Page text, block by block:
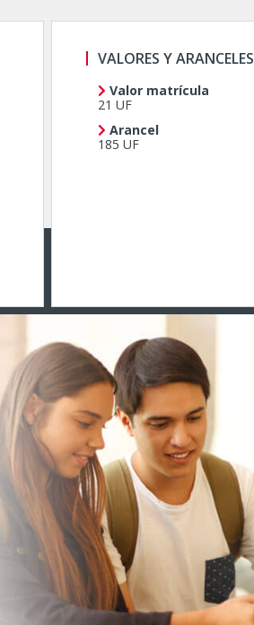
VALORES Y ARANCELES
Valor matrícula
21 UF
Arancel
185 UF